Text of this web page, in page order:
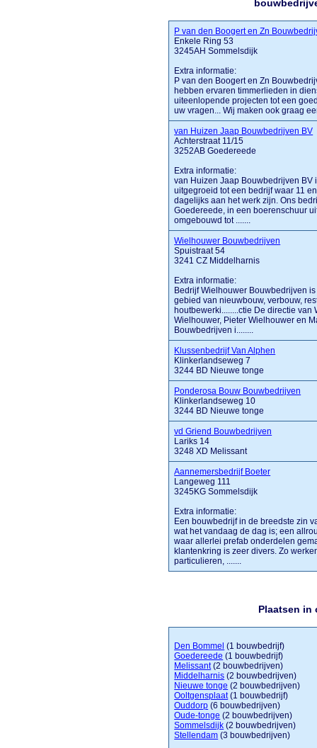
P van den Boogert en Zn
Enkele Ring 53
3245AH Sommelsdijk
Extra informatie:
P van den Boogert en Zn
hebben ervaren timmerlieden in
uiteenlopende projecten tot een
uw vragen... Wij maken ook graag
van Huizen Jaap Bouwbedrijven BV
Achterstraat 11/15
3252AB Goedereede
Extra informatie:
van Huizen Jaap Bouwbedrijven
uitgegroeid tot een bedrijf waar 11
dagelijks aan het werk zijn. Ons
Goedereede, in een boerenschuur
omgebouwd tot .......
Wielhouwer Bouwbedrijven
Spuistraat 54
3241 CZ Middelharnis
Extra informatie:
Bedrijf Wielhouwer Bouwbedrijven
gebied van nieuwbouw, verbouw,
houtbewerki........ctie De directie
Wielhouwer, Pieter Wielhouwer en
Bouwbedrijven i........
Klussenbedrijf Van Alphen
Klinkerlandseweg 7
3244 BD Nieuwe tonge
Ponderosa Bouw Bouwbedrijven
Klinkerlandseweg 10
3244 BD Nieuwe tonge
vd Griend Bouwbedrijven
Lariks 14
3248 XD Melissant
Aannemersbedrijf Boeter
Langeweg 111
3245KG Sommelsdijk
Extra informatie:
Een bouwbedrijf in de breedste zin
wat het vandaag de dag is; een
waar allerlei prefab onderdelen
klantenkring is zeer divers. Zo
particulieren, .......
Plaatsen in
Den Bommel (1 bouwbedrijf)
Goedereede (1 bouwbedrijf)
Melissant(2 bouwbedrijven)
Middelharnis (2 bouwbedrijven)
Nieuwe tonge (2 bouwbedrijven)
Ooltgensplaat(1 bouwbedrijf)
Ouddorp (6 bouwbedrijven)
Oude-tonge (2 bouwbedrijven)
Sommelsdijk (2 bouwbedrijven)
Stellendam (3 bouwbedrijven)